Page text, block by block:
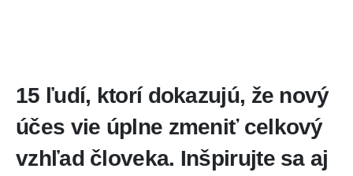
15 ľudí, ktorí dokazujú, že nový
účes vie úplne zmeniť celkový
vzhľad človeka. Inšpirujte sa aj